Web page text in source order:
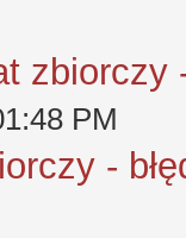
zbiorczy
PM
-